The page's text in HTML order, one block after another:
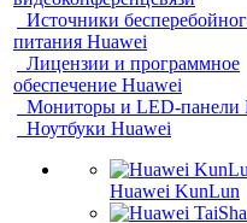
Источники
питания Huawei
Лицензии и программное
обеспечение Huawei
Мониторы и LED-панели
Ноутбуки Huawei
Huawei KunLun